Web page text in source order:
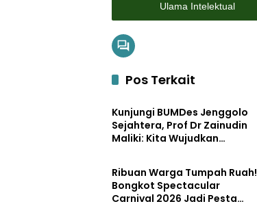
Ulama Intelektual
Pos Terkait
Pemerintahan
Kunjungi BUMDes Jenggolo
Sejahtera, Prof Dr Zainudin
Maliki: Kita Wujudkan
dengan Potensi Desa
Ribuan Warga Tumpah Ruah!
Bongkot Spectacular
Carnival 2026 Jadi Pesta